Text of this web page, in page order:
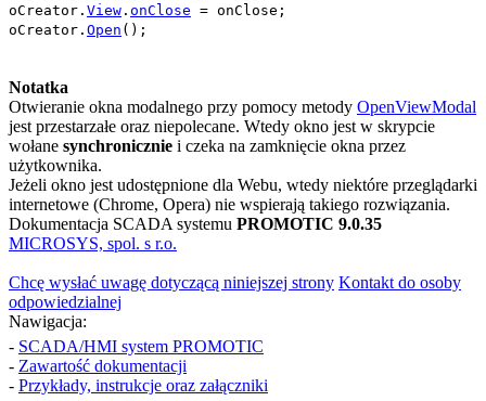
oCreator . View . onClose = onClose ;
oCreator . Open ();
Notatka
Otwieranie okna modalnego przy pomocy metody OpenViewModal
jest przestarzałe oraz niepolecane. Wtedy okno jest w skrypcie
wołane synchronicznie i czeka na zamknięcie okna przez
użytkownika.
Jeżeli okno jest udostępnione dla Webu, wtedy niektóre przeglądarki
internetowe (Chrome, Opera) nie wspierają takiego rozwiązania.
Dokumentacja SCADA systemu PROMOTIC 9.0.35
MICROSYS, spol. s r.o.
Chcę wysłać uwagę dotyczącą niniejszej strony Kontakt do osoby
odpowiedzialnej
Nawigacja:
- SCADA/HMI system PROMOTIC
- Zawartość dokumentacji
- Przykłady, instrukcje oraz załączniki